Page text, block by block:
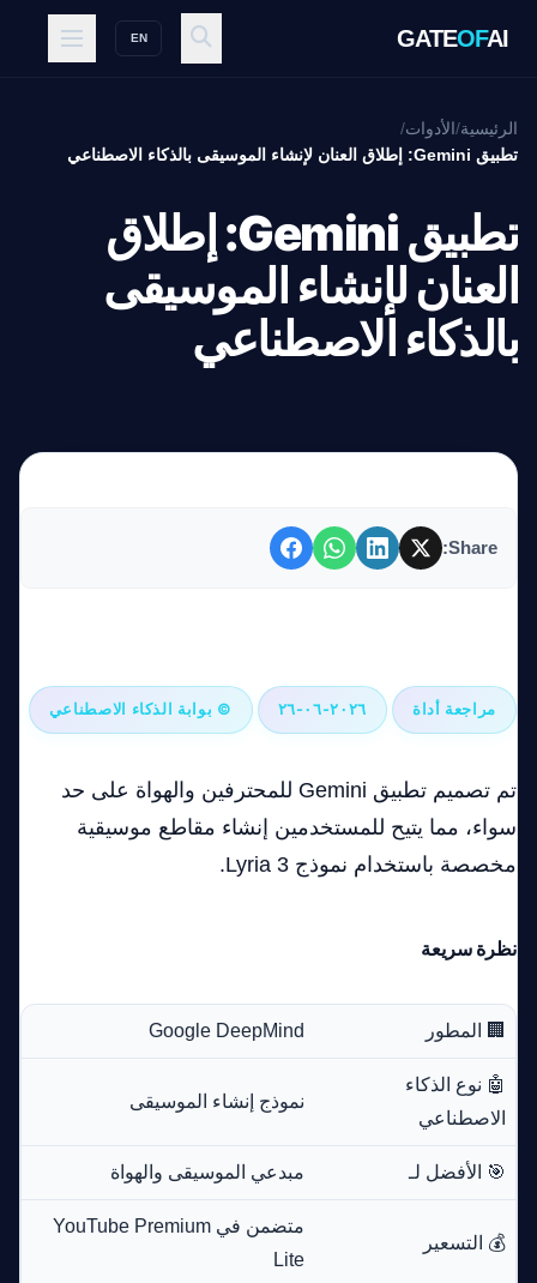
GATEOFAI
EN
الرئيسية/ الأدوات/
تطبيق Gemini: إطلاق العنان لإنشاء الموسيقى بالذكاء الاصطناعي
تطبيق Gemini: إطلاق
العنان لإنشاء الموسيقى
بالذكاء الاصطناعي
Share:
مراجعة أداة ٢٠٢٦-٠٦-٢٦ © بوابة الذكاء الاصطناعي
تم تصميم تطبيق Gemini للمحترفين والهواة على حد
سواء، مما يتيح للمستخدمين إنشاء مقاطع موسيقية
مخصصة باستخدام نموذج Lyria 3.
نظرة سريعة
🏢 المطور Google DeepMind
🤖 نوع الذكاء
الاصطناعي
نموذج إنشاء الموسيقى
🎯 الأفضل لـ مبدعي الموسيقى والهواة
💰 التسعير
متضمن في YouTube Premium
Lite